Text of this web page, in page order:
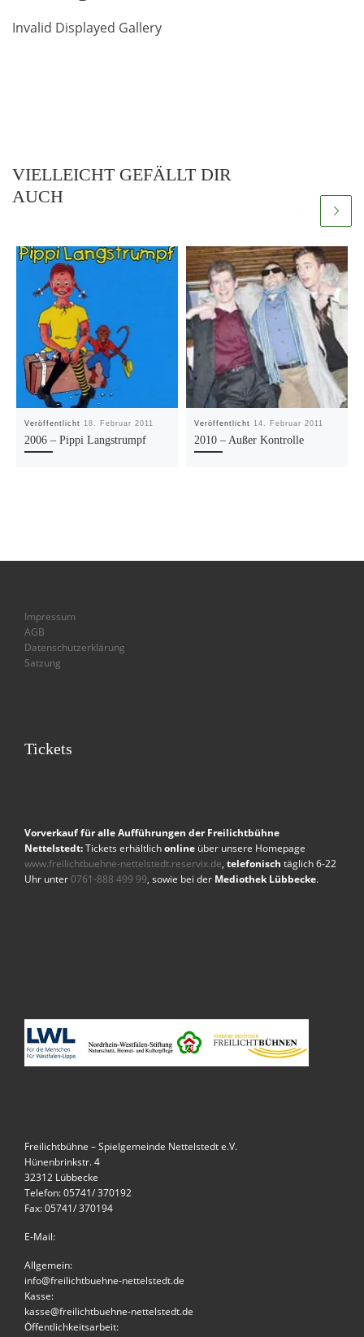
Invalid Displayed Gallery
VIELLEICHT GEFÄLLT DIR
AUCH
Veröffentlicht 18. Februar 2011
2006 – Pippi Langstrumpf
Veröffentlicht 14. Februar 2011
2010 – Außer Kontrolle
Impressum
AGB
Datenschutzerklärung
Satzung
Tickets
Vorverkauf für alle Aufführungen der Freilichtbühne
Nettelstedt:Tickets erhältlich online über unsere Homepage
www.freilichtbuehne-nettelstedt.reservix.de telefonisch täglich 6-22
Uhr unter 0761-888 499 99 , sowie bei der Mediothek Lübbecke.
Freilichtbühne – Spielgemeinde Nettelstedt e.V.
Hünenbrinkstr. 4
32312 Lübbecke
Telefon: 05741/ 370192
Fax: 05741/ 370194
E-Mail:
Allgemein:
info@freilichtbuehne-nettelstedt.de
Kasse:
kasse@freilichtbuehne-nettelstedt.de
Öffentlichkeitsarbeit: